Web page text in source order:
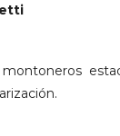
montoneros 